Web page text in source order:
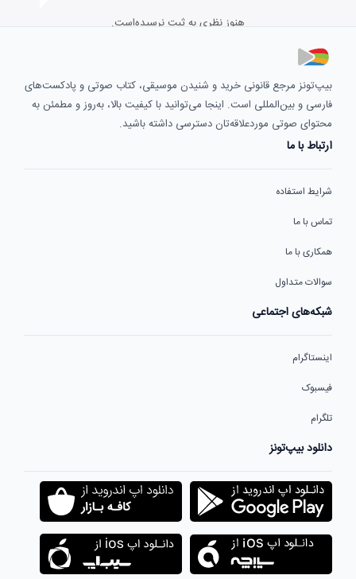
هنوز نظری به ثبت نرسیده‌است.
بیپ‌تونز مرجع قانونی خرید و شنیدن موسیقی، کتاب صوتی و پادکست‌های
فارسی و بین‌المللی است. اینجا می‌توانید با کیفیت بالا، به‌روز و مطمئن به
محتوای صوتی موردعلاقه‌تان دسترسی داشته باشید.
ارتباط با ما
شرایط استفاده
تماس با ما
همکاری با ما
سوالات متداول
شبکه‌های اجتماعی
اینستاگرام
فیسبوک
تلگرام
دانلود بیپ‌تونز